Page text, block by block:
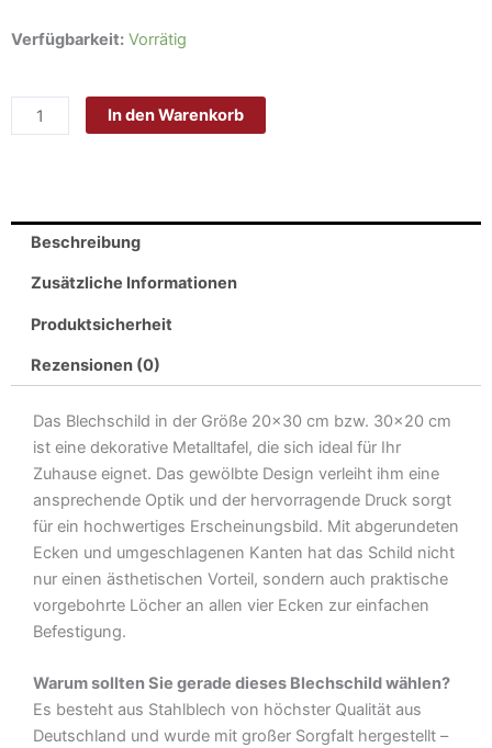
Verfügbarkeit: Vorrätig
Schild
-
Spruch
warning
area
keep
out
In den Warenkorb
Beschreibung
Zusätzliche Informationen
Produktsicherheit
Rezensionen (0)
Das Blechschild in der Größe 20×30 cm bzw. 30×20 cm
ist eine dekorative Metalltafel, die sich ideal für Ihr
Zuhause eignet. Das gewölbte Design verleiht ihm eine
ansprechende Optik und der hervorragende Druck sorgt
für ein hochwertiges Erscheinungsbild. Mit abgerundeten
Ecken und umgeschlagenen Kanten hat das Schild nicht
nur einen ästhetischen Vorteil, sondern auch praktische
vorgebohrte Löcher an allen vier Ecken zur einfachen
Befestigung.
Warum sollten Sie gerade dieses Blechschild wählen?
Es besteht aus Stahlblech von höchster Qualität aus
Deutschland und wurde mit großer Sorgfalt hergestellt –